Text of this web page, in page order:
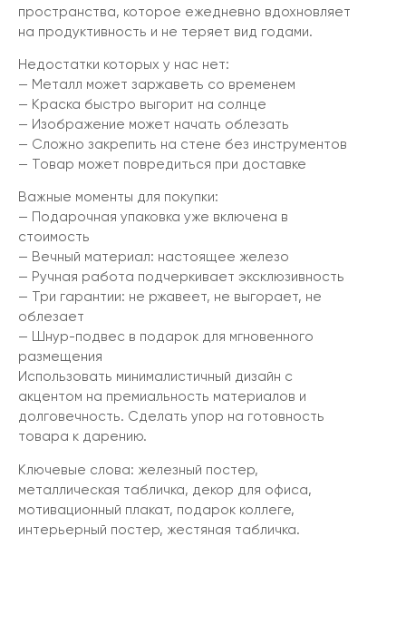
пространства, которое ежедневно вдохновляет
на продуктивность и не теряет вид годами.
Недостатки которых у нас нет:
— Металл может заржаветь со временем
— Краска быстро выгорит на солнце
— Изображение может начать облезать
— Сложно закрепить на стене без инструментов
— Товар может повредиться при доставке
Важные моменты для покупки:
— Подарочная упаковка уже включена в
стоимость
— Вечный материал: настоящее железо
— Ручная работа подчеркивает эксклюзивность
— Три гарантии: не ржавеет, не выгорает, не
облезает
— Шнур-подвес в подарок для мгновенного
размещения
Использовать минималистичный дизайн с
акцентом на премиальность материалов и
долговечность. Сделать упор на готовность
товара к дарению.
Ключевые слова: железный постер,
металлическая табличка, декор для офиса,
мотивационный плакат, подарок коллеге,
интерьерный постер, жестяная табличка.